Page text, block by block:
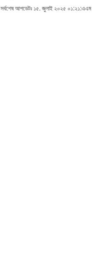
সর্বশেষ আপডেটঃ ১৫. জুলাই ২০২৫ ০১:২১:এএম